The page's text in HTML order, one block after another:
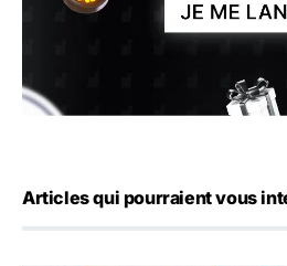
Articles qui pourraient vous